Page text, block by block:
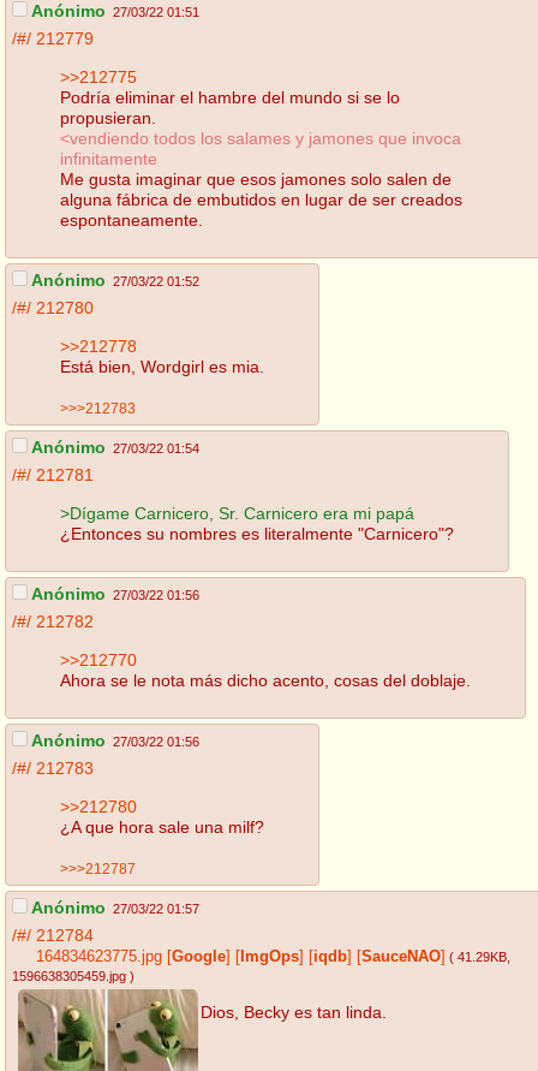
Anónimo 27/03/22 01:51
/#/ 212779
>>212775
Podría eliminar el hambre del mundo si se lo
propusieran.
<vendiendo todos los salames y jamones que invoca
infinitamente
Me gusta imaginar que esos jamones solo salen de
alguna fábrica de embutidos en lugar de ser creados
espontaneamente.
Anónimo 27/03/22 01:52
/#/ 212780
>>212778
Está bien, Wordgirl es mia.
>>>212783
Anónimo 27/03/22 01:54
/#/ 212781
>Dígame Carnicero, Sr. Carnicero era mi papá
¿Entonces su nombres es literalmente "Carnicero"?
Anónimo 27/03/22 01:56
/#/ 212782
>>212770
Ahora se le nota más dicho acento, cosas del doblaje.
Anónimo 27/03/22 01:56
/#/ 212783
>>212780
¿A que hora sale una milf?
>>>212787
Anónimo 27/03/22 01:57
/#/ 212784
164834623775.jpg Google ImgOps iqdb SauceNAO ( 41.29KB
1596638305459.jpg )
Dios, Becky es tan linda.